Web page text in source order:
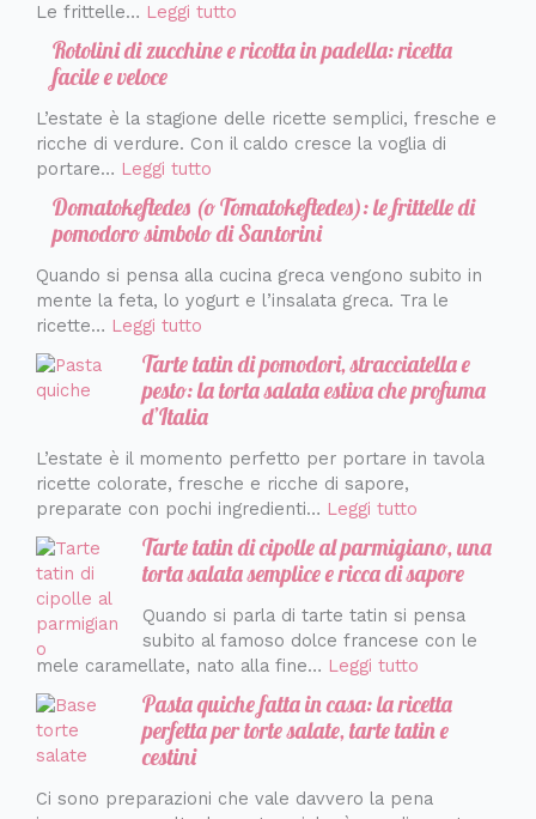
Le frittelle… Leggi tutto
Rotolini di zucchine e ricotta in padella: ricetta
facile e veloce
L’estate è la stagione delle ricette semplici, fresche e
ricche di verdure. Con il caldo cresce la voglia di
portare… Leggi tutto
Domatokeftedes (o Tomatokeftedes): le frittelle di
pomodoro simbolo di Santorini
Quando si pensa alla cucina greca vengono subito in
mente la feta, lo yogurt e l’insalata greca. Tra le
ricette… Leggi tutto
Tarte tatin di pomodori, stracciatella e
pesto: la torta salata estiva che profuma
d’Italia
L’estate è il momento perfetto per portare in tavola
ricette colorate, fresche e ricche di sapore,
preparate con pochi ingredienti… Leggi tutto
Tarte tatin di cipolle al parmigiano, una
torta salata semplice e ricca di sapore
Quando si parla di tarte tatin si pensa
subito al famoso dolce francese con le
mele caramellate, nato alla fine… Leggi tutto
Pasta quiche fatta in casa: la ricetta
perfetta per torte salate, tarte tatin e
cestini
Ci sono preparazioni che vale davvero la pena